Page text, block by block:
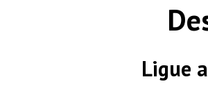
Ligue